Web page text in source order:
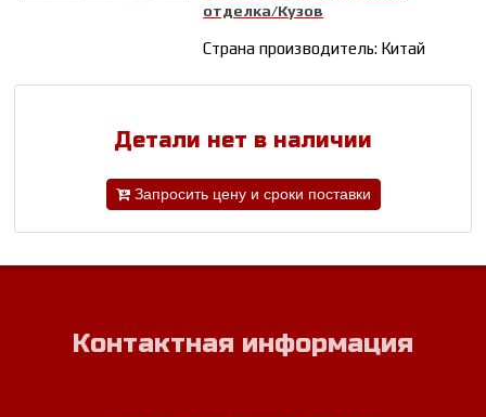
отделка/Кузов
Страна производитель: Китай
Детали нет в наличии
Запросить цену и сроки поставки
Контактная информация